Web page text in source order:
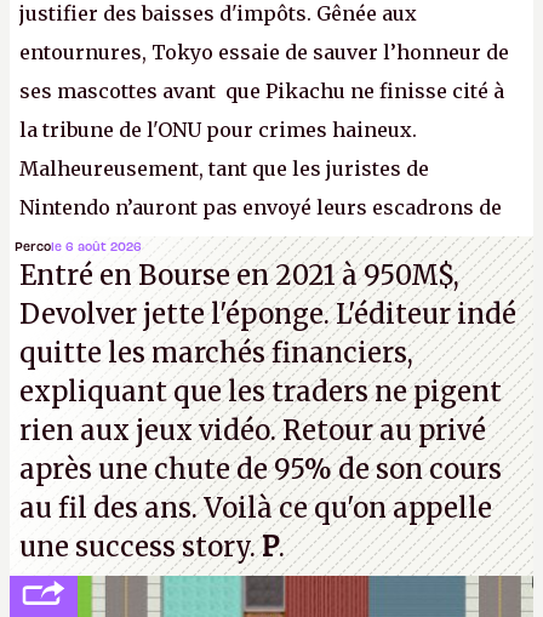
justifier des baisses d'impôts. Gênée aux
entournures, Tokyo essaie de sauver l’honneur de
ses mascottes avant que Pikachu ne finisse cité à
la tribune de l'ONU pour crimes haineux.
Malheureusement, tant que les juristes de
Nintendo n’auront pas envoyé leurs escadrons de
la mort judiciaires pour distribuer du copyright
strike à tour de bras, l'Oncle Sam continuera
d'étaler sa confiture intellectuelle sur vos
souvenirs d'enfance.P.
Percole 6 août 2026
Entré en Bourse en 2021 à 950M$,
Devolver jette l'éponge. L'éditeur indé
quitte les marchés financiers,
expliquant que les traders ne pigent
rien aux jeux vidéo. Retour au privé
après une chute de 95% de son cours
au fil des ans. Voilà ce qu'on appelle
une success story.P.